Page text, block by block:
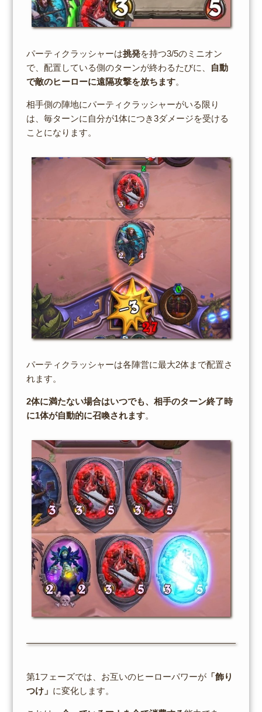
パーティクラッシャーは挑発を持つ3/5のミニオン
で、配置している側のターンが終わるたびに、
自動
で敵のヒーローに遠隔攻撃を放ちます。
相手側の陣地にパーティクラッシャーがいる限り
は、毎ターンに自分が1体につき3ダメージを受ける
ことになります。
パーティクラッシャーは各陣営に最大2体まで配置さ
れます。
2体に満たない場合はいつでも、相手のターン終了時
に1体が自動的に召喚されます。
第1フェーズでは、お互いのヒーローパワーが「飾り
つけ」 に変化します。